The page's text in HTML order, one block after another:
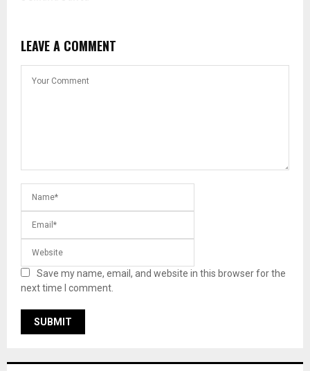
LEAVE A COMMENT
Save my name, email, and website in this browser for the
next time I comment.